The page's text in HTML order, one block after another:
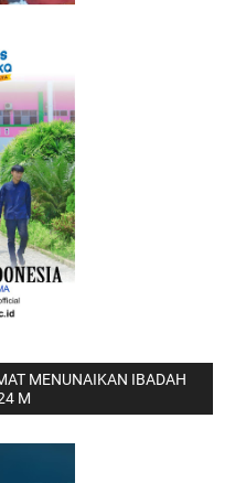
MENUNAIKAN IBADAH
M